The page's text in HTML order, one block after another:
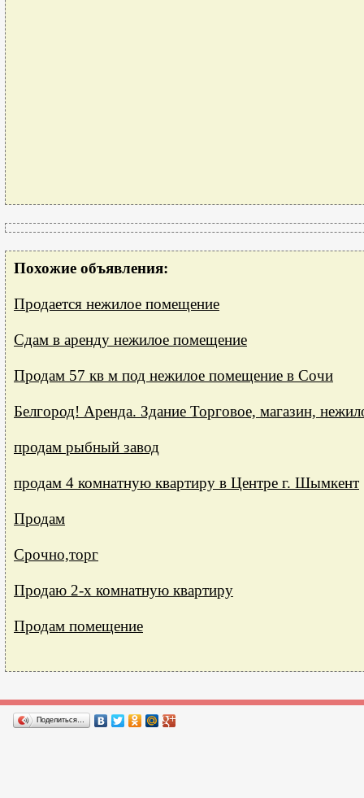
Похожие объявления:
Продается нежилое помещение
Сдам в аренду нежилое помещение
Продам 57 кв м под нежилое помещение в Сочи
Белгород! Аренда. Здание Торговое, магазин,
продам рыбный завод
продам 4 комнатную квартиру в Центре г. Шымкент
Продам
Срочно,торг
Продаю 2-х комнатную квартиру
Продам помещение
Поделиться…